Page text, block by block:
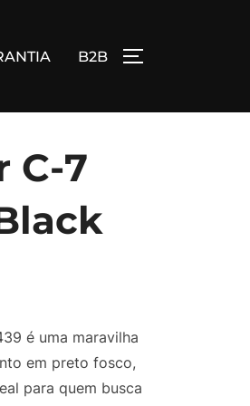
B2B ALTERNAR
C-7
é uma maravilha
em preto fosco,
para quem busca